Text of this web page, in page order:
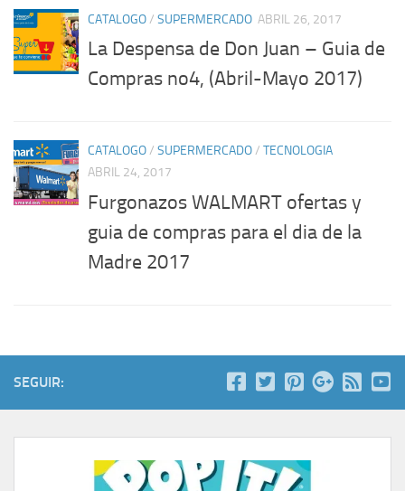
CATALOGO/ SUPERMERCADO ABRIL 26, 2017
La Despensa de Don Juan – Guia de
Compras no4, (Abril-Mayo 2017)
CATALOGO/ SUPERMERCADO/ TECNOLOGIA
ABRIL 24, 2017
Furgonazos WALMART ofertas y
guia de compras para el dia de la
Madre 2017
SEGUIR: